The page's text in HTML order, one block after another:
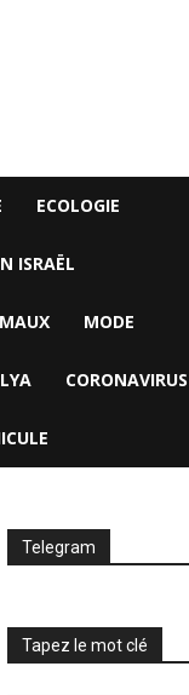
ECOLOGIE
ISRAËL
MODE
CORONAVIRUS
Telegram
Tapez le mot clé